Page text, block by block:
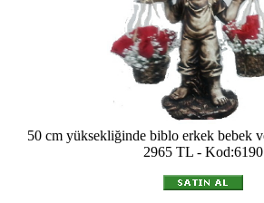
50 cm yüksekliğinde biblo erkek bebek
2965 TL - Kod:6190